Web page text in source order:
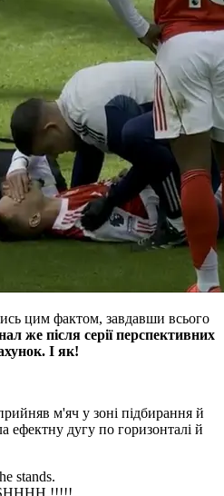
цим фактом, завдавши всього
же після серії перспективних
І як!
м'яч у зоні підбирання й
ефектну дугу по горизонталі й
stands.